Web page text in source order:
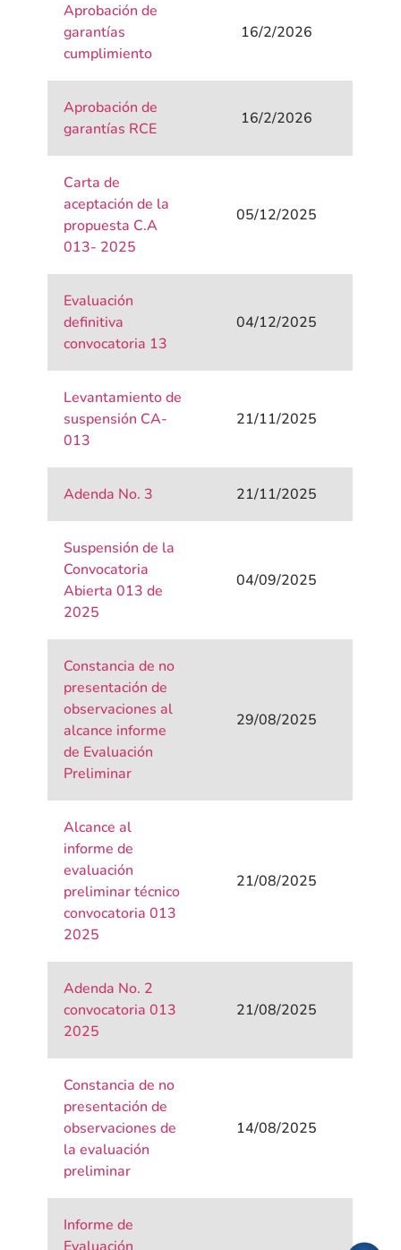
Aprobación de
garantías
cumplimiento
16/2/2026
Aprobación de
garantías RCE
16/2/2026
Carta de
aceptación de la
propuesta C.A
013- 2025
05/12/2025
Evaluación
definitiva
convocatoria 13
04/12/2025
Levantamiento de
suspensión CA-
013
21/11/2025
Adenda No. 3 21/11/2025
Suspensión de la
Convocatoria
Abierta 013 de
2025
04/09/2025
Constancia de no
presentación de
observaciones al
alcance informe
de Evaluación
Preliminar
29/08/2025
Alcance al
informe de
evaluación
preliminar técnico
convocatoria 013
2025
21/08/2025
Adenda No. 2
convocatoria 013
2025
21/08/2025
Constancia de no
presentación de
observaciones de
la evaluación
preliminar
14/08/2025
Informe de